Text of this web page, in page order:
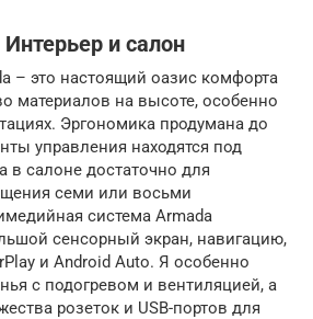
и салон
– это настоящий оазис комфорта
материалов на высоте, особенно
Эргономика продумана до
управления находятся под
в салоне достаточно для
семи или восьми
система Armada
сенсорный экран, навигацию,
и Android Auto. Я особенно
с подогревом и вентиляцией, а
розеток и USB-портов для